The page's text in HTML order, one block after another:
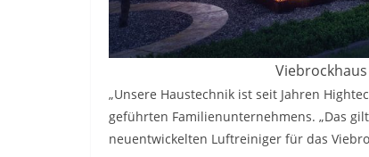
„Unsere Haustechnik ist seit Jahren
geführten Familienunternehmens. „Das
neuentwickelten Luftreiniger für das